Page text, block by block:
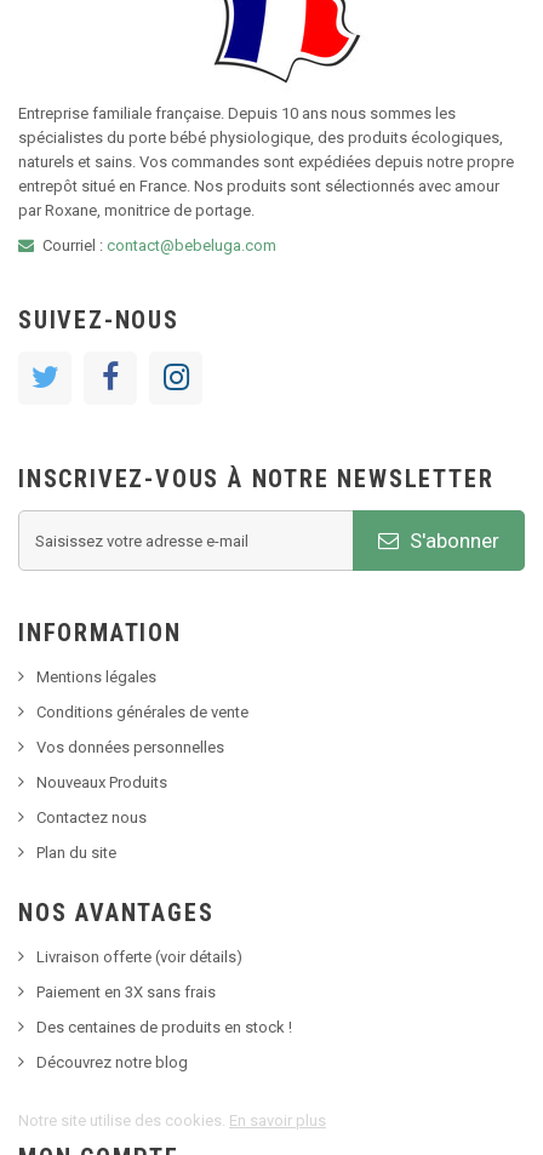
Entreprise familiale française. Depuis 10 ans nous sommes les
spécialistes du porte bébé physiologique, des produits écologiques,
naturels et sains. Vos commandes sont expédiées depuis notre propre
entrepôt situé en France. Nos produits sont sélectionnés avec amour
par Roxane, monitrice de portage.
Courriel : contact@bebeluga.com
SUIVEZ-NOUS
INSCRIVEZ-VOUS À NOTRE NEWSLETTER
S'abonner
INFORMATION
Mentions légales
Conditions générales de vente
Vos données personnelles
Nouveaux Produits
Contactez nous
Plan du site
NOS AVANTAGES
Livraison offerte (voir détails)
Paiement en 3X sans frais
Des centaines de produits en stock !
Découvrez notre blog
Notre site utilise des cookies. En savoir plus